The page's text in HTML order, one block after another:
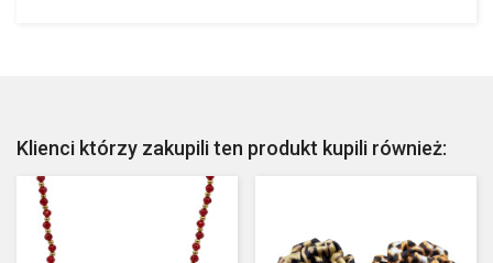
Klienci którzy zakupili ten produkt kupili również: